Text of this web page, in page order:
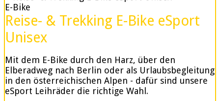
E-Bike
Reise- & Trekking E-Bike eSport
Unisex
Mit dem E-Bike durch den Harz, über den
Elberadweg nach Berlin oder als Urlaubsbegleitung
in den österreichischen Alpen - dafür sind unsere
eSport Leihräder die richtige Wahl.